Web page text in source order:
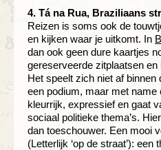
4. Tá na Rua, Braziliaans
Reizen is soms ook de
en kijken waar je uitkomt. In
dan ook geen dure kaartjes
gereserveerde zitplaatsen
Het speelt zich niet af binnen
een podium, maar met name
kleurrijk, expressief en gaat
sociaal politieke thema’s.
dan toeschouwer. Een mooi
(Letterlijk ‘op de straat’):